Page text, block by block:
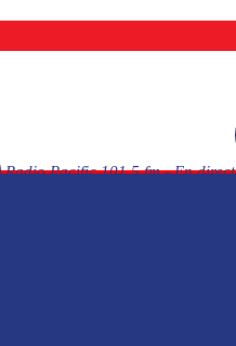
Radio Pacific 101.5 fm - En direct